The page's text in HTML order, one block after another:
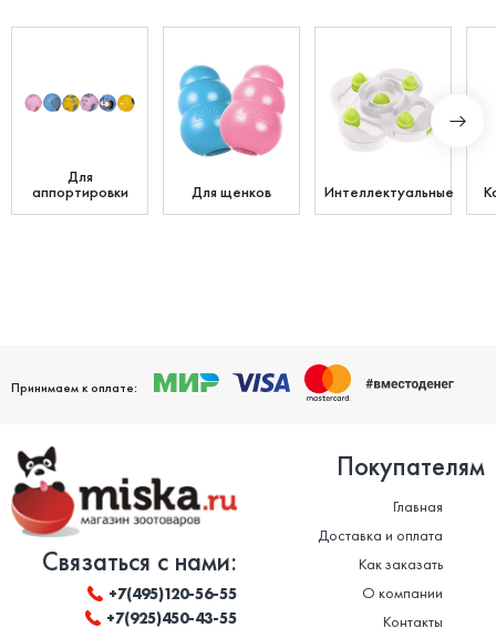
Для
аппортировки Для щенков Интеллектуальные
Принимаем к оплате:
Связаться с нами:
+7(495)120-56-55
+7(925)450-43-55
Покупателям
Главная
Доставка и оплата
Как заказать
О компании
Контакты